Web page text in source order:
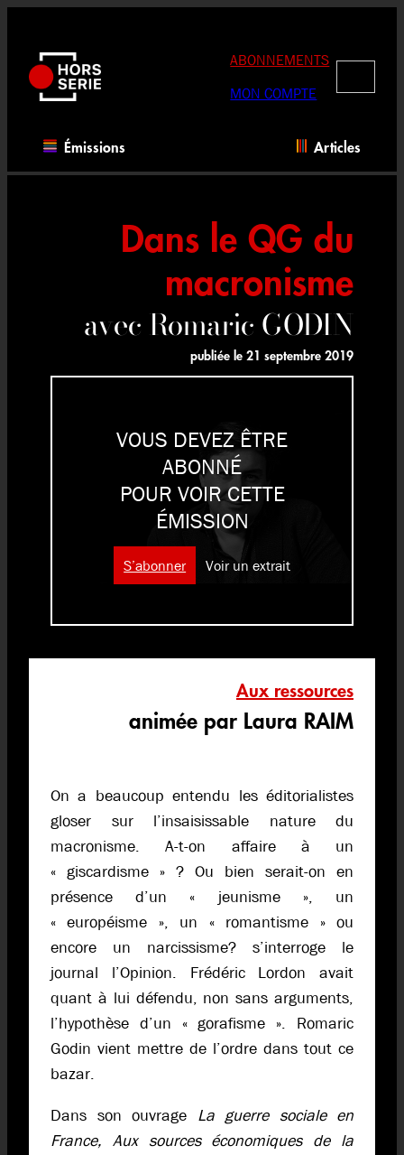
contenu
ABONNEMENTS
MON COMPTE
Émissions Articles
Dans le QG du
macronisme
avec Romaric GODIN
publiée le 21 septembre 2019
VOUS DEVEZ ÊTRE
ABONNÉ
POUR VOIR CETTE
ÉMISSION
S’abonner Voir un extrait
Aux ressources
animée par Laura RAIM
On a beaucoup entendu les éditorialistes
gloser sur l’insaisissable nature du
macronisme. A-t-on affaire à un
« giscardisme » ? Ou bien serait-on en
présence d’un « jeunisme », un
« européisme », un « romantisme » ou
encore un narcissisme? s’interroge le
journal l’Opinion. Frédéric Lordon avait
quant à lui défendu, non sans arguments,
l’hypothèse d’un « gorafisme ». Romaric
Godin vient mettre de l’ordre dans tout ce
bazar.
Dans son ouvrage La guerre sociale en
France, Aux sources économiques de la